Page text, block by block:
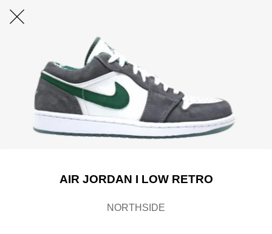
AIR JORDAN I LOW RETRO
NORTHSIDE